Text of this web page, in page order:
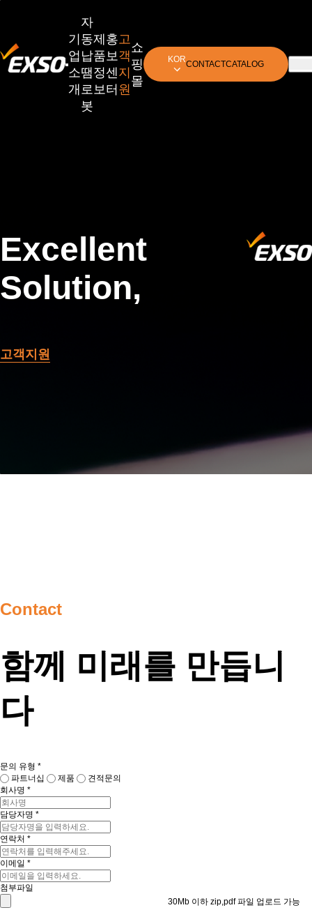
기
업
소
개
자
동
납
땜
로
봇
제
품
정
보
홍
보
센
터
고
객
지
원
쇼
핑
몰
KORCONTACTCATALOG
Excellent
Solution,
고객지원
Contact
함께 미래를 만듭니
다
문의 유형 *
파트너십
제품
견적문의
회사명 *
담당자명 *
연락처 *
이메일 *
첨부파일
30Mb 이하 zip,pdf 파일 업로드 가능